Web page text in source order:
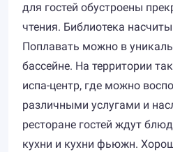
для гостей обустроены
чтения. Библиотека
Поплавать можно в
бассейне. На территории
испа-центр, где можно
различными услугами и
ресторане гостей ждут
кухни и кухни фьюжн.